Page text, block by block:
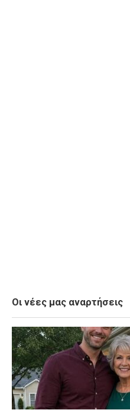
Οι νέες μας αναρτήσεις